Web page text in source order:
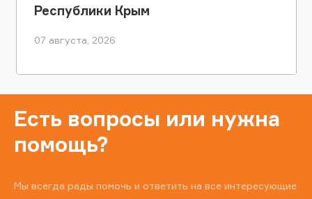
Республики Крым
07 августа, 2026
Есть вопросы или нужна
помощь?
Мы всегда рады помочь и ответить на все интересующие